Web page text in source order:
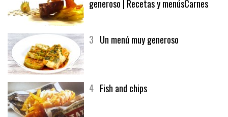
2El solomillo de buey y un vino